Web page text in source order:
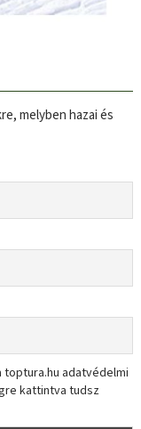
melyben hazai és
adatvédelmi
kattintva tudsz